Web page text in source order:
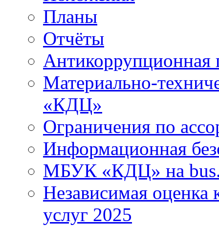
Планы
Отчёты
Антикоррупционная
Материально-
«КДЦ»
Ограничения по
Информационная
МБУК «КДЦ» на
Независимая оценка
услуг 2025